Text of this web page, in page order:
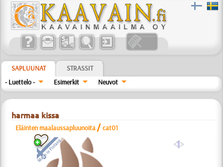
SAPLUUNAT
STRASSIT
- Luettelo -
Esimerkit Neuvot
harmaa kissa
Eläinten maalaussapluunoita /cat01
a